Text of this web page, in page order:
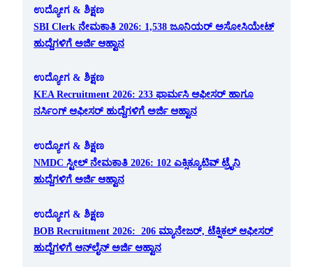
ಉದ್ಯೋಗ & ಶಿಕ್ಷಣ
SBI Clerk ನೇಮಕಾತಿ 2026: 1,538 ಜೂನಿಯರ್ ಅಸೋಸಿಯೇಟ್
ಹುದ್ದೆಗಳಿಗೆ ಅರ್ಜಿ ಆಹ್ವಾನ
ಉದ್ಯೋಗ & ಶಿಕ್ಷಣ
KEA Recruitment 2026: 233 ಫಾರ್ಮಸಿ ಆಫೀಸರ್ ಹಾಗೂ
ನರ್ಸಿಂಗ್ ಆಫೀಸರ್ ಹುದ್ದೆಗಳಿಗೆ ಅರ್ಜಿ ಆಹ್ವಾನ
ಉದ್ಯೋಗ & ಶಿಕ್ಷಣ
NMDC ಸ್ಟೀಲ್ ನೇಮಕಾತಿ 2026: 102 ಎಕ್ಸಿಕ್ಯೂಟಿವ್ ಟ್ರೈನಿ
ಹುದ್ದೆಗಳಿಗೆ ಅರ್ಜಿ ಆಹ್ವಾನ
ಉದ್ಯೋಗ & ಶಿಕ್ಷಣ
BOB Recruitment 2026: 206 ಮ್ಯಾನೇಜರ್, ಟೆಕ್ನಿಕಲ್ ಆಫೀಸರ್
ಹುದ್ದೆಗಳಿಗೆ ಆನ್‌ಲೈನ್ ಅರ್ಜಿ ಆಹ್ವಾನ